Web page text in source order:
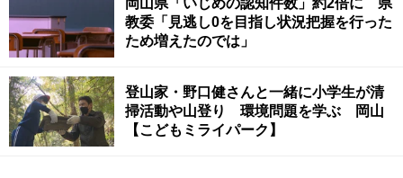
岡山県「いじめの認知件数」約2倍に 県
教委「見逃し0を目指し状況把握を行った
ため増えたのでは」
登山家・野口健さんと一緒に小学生が清
掃活動や山登り 環境問題を学ぶ 岡山
【こどもミライパーク】